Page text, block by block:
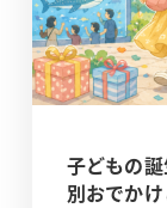
子どもの
別おでか